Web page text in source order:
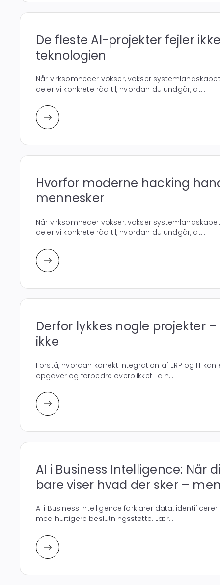
De fleste AI-projekter fejler
teknologien
Når virksomheder vokser, vokser
deler vi konkrete råd til, hvordan du undgår, at...
Hvorfor moderne hacking
mennesker
Når virksomheder vokser, vokser
deler vi konkrete råd til, hvordan du undgår, at...
Derfor lykkes nogle projekter
ikke
Forstå, hvordan korrekt integration af ERP og IT
opgaver og forbedre overblikket i din...
AI i Business Intelligence: Når
bare viser hvad der sker –
AI i Business Intelligence forklarer data,
med hurtigere beslutningsstøtte. Lær...